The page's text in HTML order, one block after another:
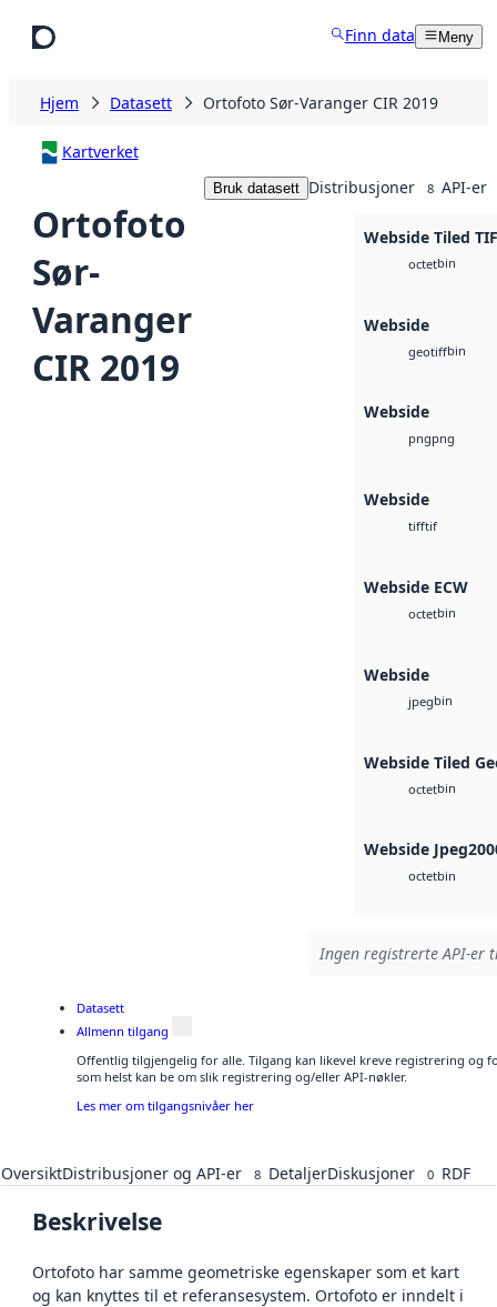
Finn data Meny
Hjem Datasett Ortofoto Sør-Varanger CIR 2019
Kartverket
Ortofoto
Sør-
Varanger
CIR 2019
Bruk datasett Distribusjoner 8 API-er
Webside Tiled
octetbin
Webside
geotiffbin
Webside
pngpng
Webside
tifftif
Webside ECW
octetbin
Webside
jpegbin
Webside Tiled
octetbin
Webside
octetbin
Ingen registrerte API-er
Datasett
Allmenn tilgang
Offentlig tilgjengelig for alle. Tilgang kan likevel kreve registrering og
som helst kan be om slik registrering og/eller API-nøkler.
Les mer om tilgangsnivåer her
OversiktDistribusjoner og API-er 8 DetaljerDiskusjoner 0 RDF
Beskrivelse
Ortofoto har samme geometriske egenskaper som et kart
og kan knyttes til et referansesystem. Ortofoto er inndelt i